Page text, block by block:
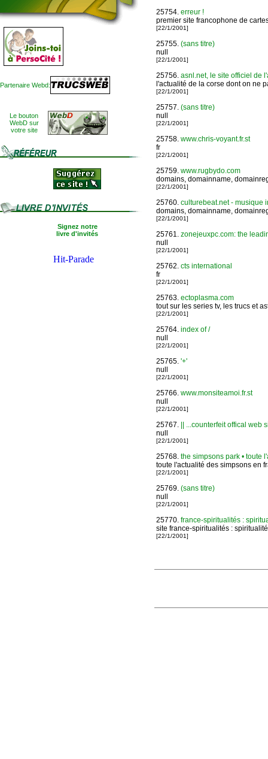
Partenaire Webd:
Le bouton
WebD sur
votre site
Signez notre
livre d'invités
25754. erreur !
premier site francophone de
[22/1/2001]
25755. (sans titre)
null
[22/1/2001]
25756. asnl.net, le site officiel de
l'actualité de la corse dont on ne
[22/1/2001]
25757. (sans titre)
null
[22/1/2001]
25758. www.chris-voyant.fr.st
fr
[22/1/2001]
25759. www.rugbydo.com
domains, domainname,
[22/1/2001]
25760. culturebeat.net - musique
domains, domainname,
[22/1/2001]
25761. zonejeuxpc.com: the
null
[22/1/2001]
25762. cts international
fr
[22/1/2001]
25763. ectoplasma.com
tout sur les series tv, les trucs et
[22/1/2001]
25764. index of /
null
[22/1/2001]
25765. '+'
null
[22/1/2001]
25766. www.monsiteamoi.fr.st
null
[22/1/2001]
25767.
|| ...counterfeit offical web
null
[22/1/2001]
25768. the simpsons park • toute
toute l'actualité des simpsons en
[22/1/2001]
25769. (sans titre)
null
[22/1/2001]
25770. france-spiritualités :
site france-spiritualités :
[22/1/2001]